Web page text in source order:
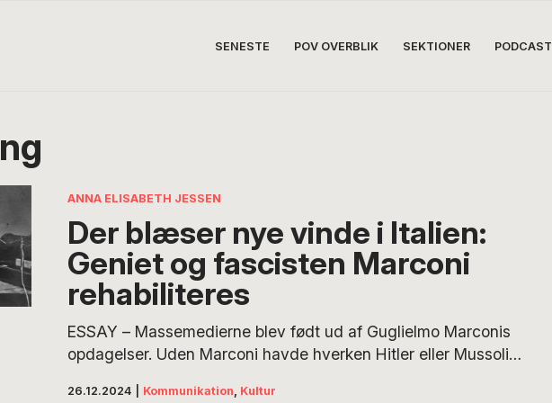
SENESTE POV OVERBLIK SEKTIONER PODCAST
ANNA ELISABETH JESSEN
Der blæser nye vinde i Italien:
Geniet og fascisten Marconi
rehabiliteres
ESSAY – Massemedierne blev født ud af Guglielmo Marconis
opdagelser. Uden Marconi havde hverken Hitler eller Mussolini
26.12.2024 Kommunikation Kultur